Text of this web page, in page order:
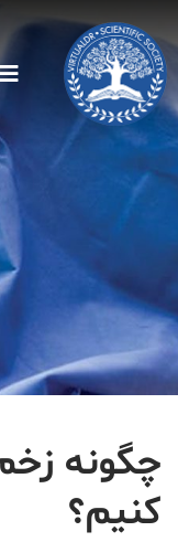
چگونه
کنیم؟